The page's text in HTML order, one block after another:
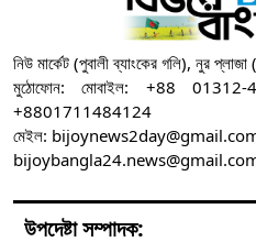
নিউ মার্কেট (পুবালী ব্যাংকের গলি), নুর
মুঠোফোন: মোবাইল: +88
+8801711484124
মেইল:
উপদেষ্টা সম্পাদক: